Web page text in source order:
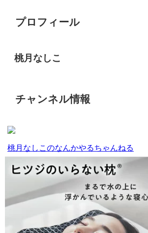
プロフィール
桃月なしこ
チャンネル情報
桃月なしこのなんかやるちゃんねる